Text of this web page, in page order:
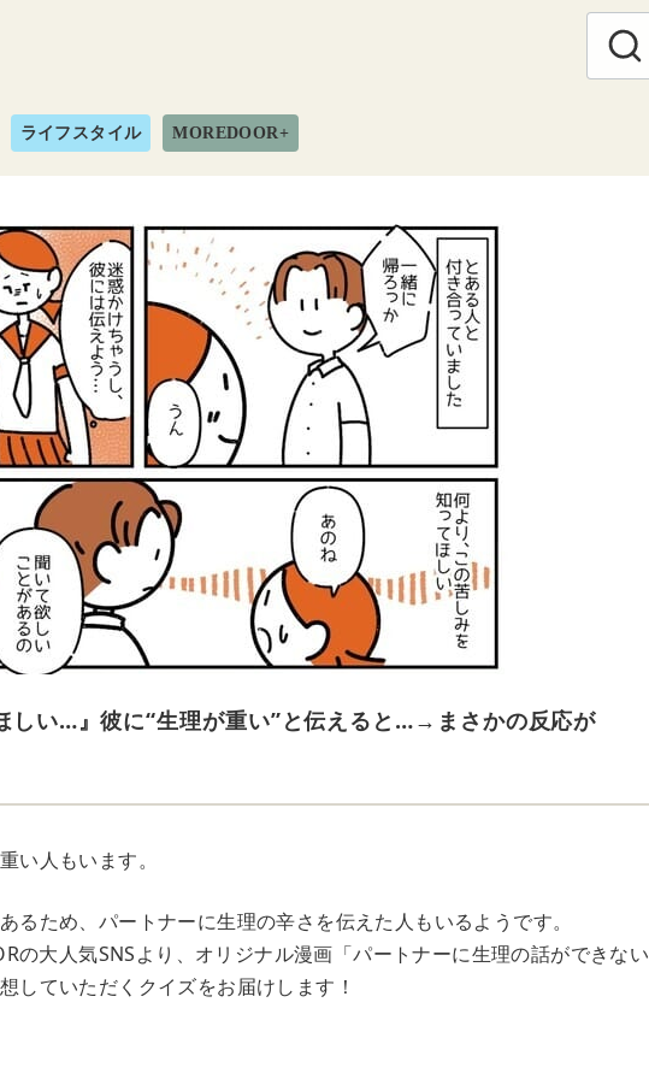
ライフスタイル MOREDOOR+
しい…』彼に“生理が重い”と伝えると…→まさかの反応が
い人もいます。
るため、パートナーに生理の辛さを伝えた人もいるようです。
の大人気SNSより、オリジナル漫画「パートナーに生理の話ができない
していただくクイズをお届けします！